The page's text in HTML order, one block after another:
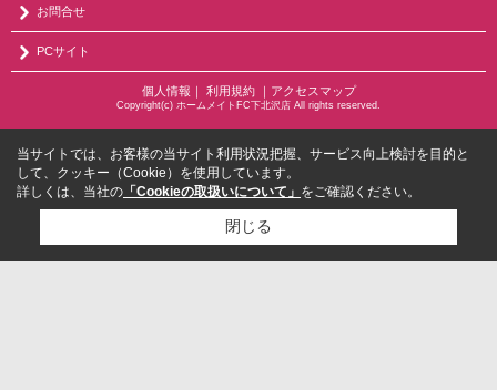
お問合せ
PCサイト
個人情報 ｜ 利用規約｜ アクセスマップ
Copyright(c) ホームメイトFC下北沢店 All rights reserved.
当サイトでは、お客様の当サイト利用状況把握、サービス向上検討を目的と
して、クッキー（Cookie）を使用しています。
詳しくは、当社の 「Cookieの取扱いについて」 をご確認ください。
閉じる